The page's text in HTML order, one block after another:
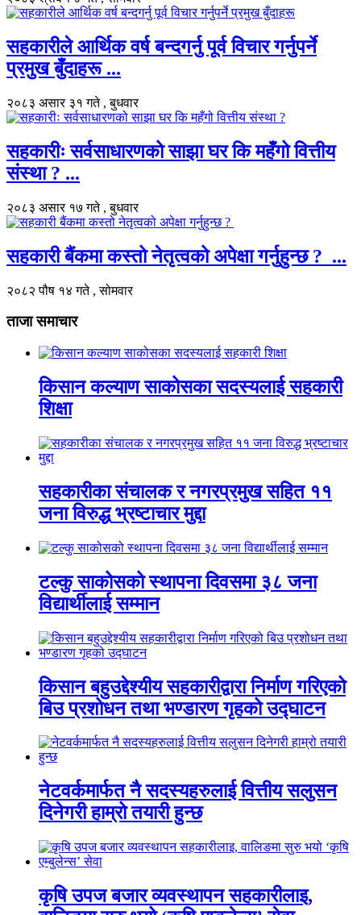
सहकारीले आर्थिक वर्ष बन्दगर्नु पूर्व विचार गर्नुपर्ने
प्रमुख बुँदाहरू ...
२०८३ असार ३१ गते , बुधवार
सहकारीः सर्वसाधारणको साझा घर कि महँगो वित्तीय
संस्था ? ...
२०८३ असार १७ गते , बुधवार
सहकारी बैंकमा कस्तो नेतृत्वको अपेक्षा गर्नुहुन्छ ? ...
२०८२ पौष १४ गते , सोमवार
ताजा समाचार
किसान कल्याण साकोसका सदस्यलाई सहकारी
शिक्षा
सहकारीका संचालक र नगरप्रमुख सहित ११
जना विरुद्ध भ्रष्टाचार मुद्दा
टल्कु साकोसको स्थापना दिवसमा ३८ जना
विद्यार्थीलाई सम्मान
किसान बहुउद्देश्यीय सहकारीद्वारा निर्माण गरिएको
बिउ प्रशोधन तथा भण्डारण गृहको उद्घाटन
नेटवर्कमार्फत नै सदस्यहरुलाई वित्तीय सलुसन
दिनेगरी हाम्रो तयारी हुन्छ
कृषि उपज बजार व्यवस्थापन सहकारीलाइ,